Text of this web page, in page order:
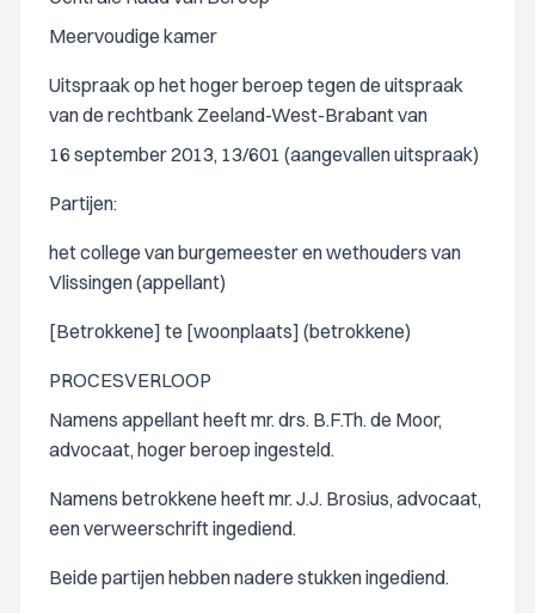
Meervoudige kamer
Uitspraak op het hoger beroep tegen de uitspraak
van de rechtbank Zeeland-West-Brabant van
16 september 2013, 13/601 (aangevallen uitspraak)
Partijen:
het college van burgemeester en wethouders van
Vlissingen (appellant)
[Betrokkene] te [woonplaats] (betrokkene)
PROCESVERLOOP
Namens appellant heeft mr. drs. B.F.Th. de Moor,
advocaat, hoger beroep ingesteld.
Namens betrokkene heeft mr. J.J. Brosius, advocaat,
een verweerschrift ingediend.
Beide partijen hebben nadere stukken ingediend.